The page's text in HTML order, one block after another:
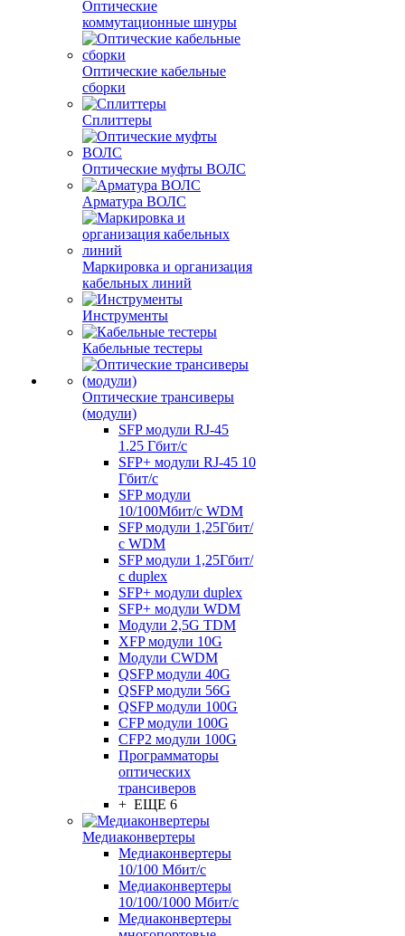
Оптические
коммутационные шнуры
Оптические кабельные
сборки
Сплиттеры
Оптические муфты ВОЛС
Арматура ВОЛС
Маркировка и организация
кабельных линий
Инструменты
Кабельные тестеры
Оптические трансиверы
(модули)
SFP модули RJ-45
1.25 Гбит/c
SFP+ модули RJ-45 10
Гбит/c
SFP модули
10/100Мбит/с WDM
SFP модули 1,25Гбит/
с WDM
SFP модули 1,25Гбит/
с duplex
SFP+ модули duplex
SFP+ модули WDM
Модули 2,5G TDM
XFP модули 10G
Модули CWDM
QSFP модули 40G
QSFP модули 56G
QSFP модули 100G
CFP модули 100G
CFP2 модули 100G
Программаторы
оптических
трансиверов
+ ЕЩЕ 6
Медиаконвертеры
Медиаконвертеры
10/100 Мбит/с
Медиаконвертеры
10/100/1000 Мбит/c
Медиаконвертеры